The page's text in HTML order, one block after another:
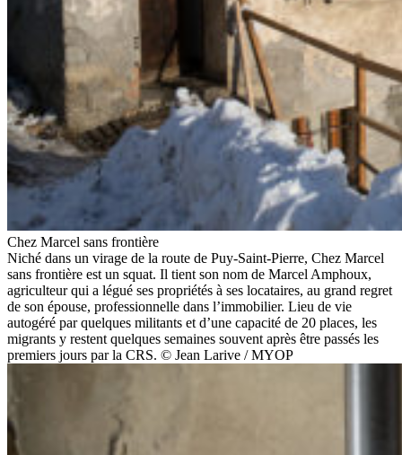
Chez Marcel sans frontière
Niché dans un virage de la route de Puy-Saint-Pierre, Chez Marcel
sans frontière est un squat. Il tient son nom de Marcel Amphoux,
agriculteur qui a légué ses propriétés à ses locataires, au grand regret
de son épouse, professionnelle dans l’immobilier. Lieu de vie
autogéré par quelques militants et d’une capacité de 20 places, les
migrants y restent quelques semaines souvent après être passés les
premiers jours par la CRS. © Jean Larive / MYOP